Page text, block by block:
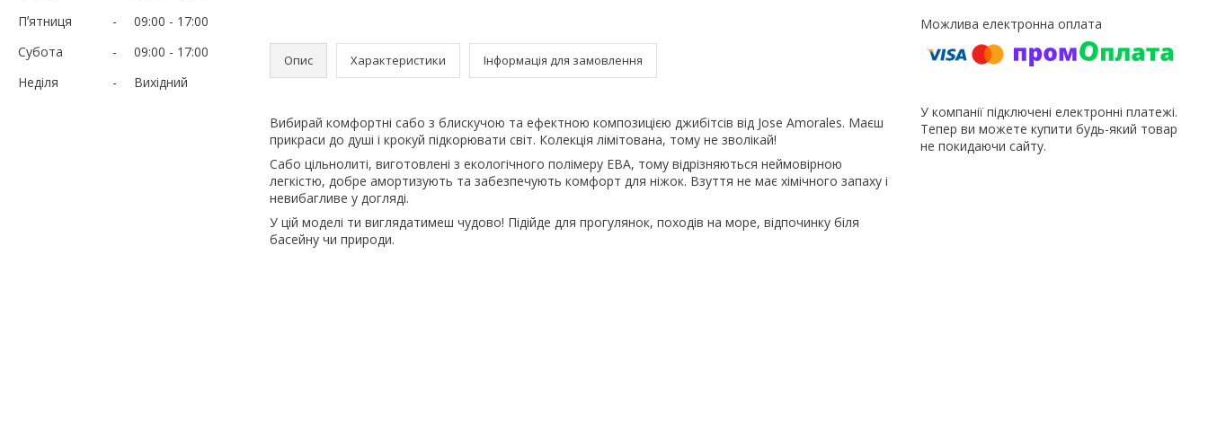
Пʼятниця
09:00
17:00
Субота
09:00
17:00
Неділя
Вихідний
Опис Характеристики Інформація для замовлення
Вибирай комфортні сабо з блискучою та ефектною композицією джибітсів від Jose Amorales. Маєш
прикраси до душі і крокуй підкорювати світ. Колекція лімітована, тому не зволікай!
Сабо цільнолиті, виготовлені з екологічного полімеру ЕВА, тому відрізняються неймовірною
легкістю, добре амортизують та забезпечують комфорт для ніжок. Взуття не має хімічного запаху і
невибагливе у догляді.
У цій моделі ти виглядатимеш чудово! Підійде для прогулянок, походів на море, відпочинку біля
басейну чи природи.
У компанії підключені електронні платежі.
Тепер ви можете купити будь-який товар
не покидаючи сайту.